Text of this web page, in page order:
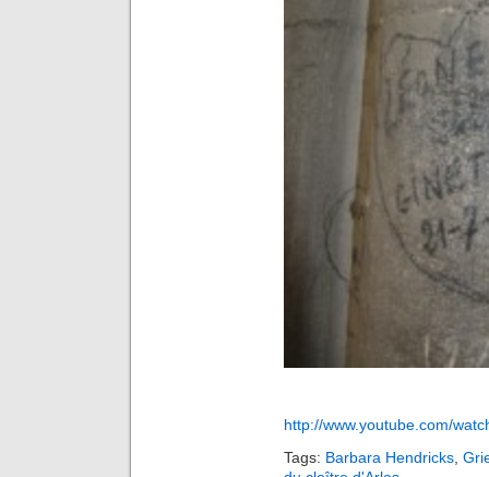
http://www.youtube.com/
Tags: Barbara Hendricks,